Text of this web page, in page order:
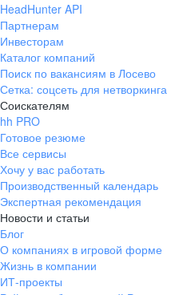
HeadHunter API
Партнерам
Инвесторам
Каталог компаний
Поиск по вакансиям в Лосево
Сетка: соцсеть для нетворкинга
Соискателям
hh PRO
Готовое резюме
Все сервисы
Хочу у вас работать
Производственный календарь
Экспертная рекомендация
Новости и статьи
Блог
О компаниях в игровой форме
Жизнь в компании
ИТ-проекты